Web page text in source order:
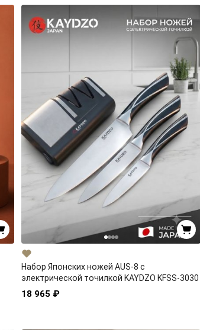
Набор Японских ножей AUS-8 с
электрической точилкой KAYDZO KFSS-3030
18 965 ₽